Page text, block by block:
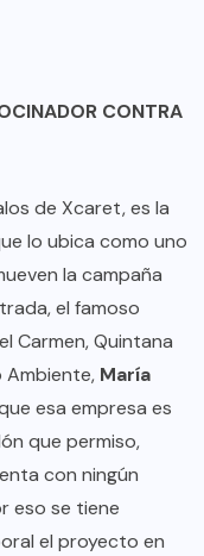
CONTRA
de Xcaret, es la
lo ubica como uno
la campaña
el famoso
Carmen, Quintana
Ambiente, María
esa empresa es
que permiso,
con ningún
eso se tiene
el proyecto en